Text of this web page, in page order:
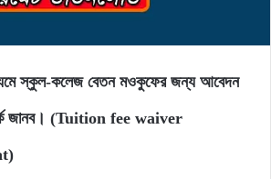
স্কুল-কলেজ বেতন মওকুফের জন্য আবেদন
জানব। (Tuition fee waiver